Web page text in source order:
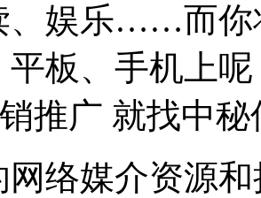
、娱乐……而你
平板、手机上呢
推广 就找中秘
络媒介资源和